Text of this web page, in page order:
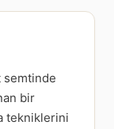
semtinde
bir
tekniklerini